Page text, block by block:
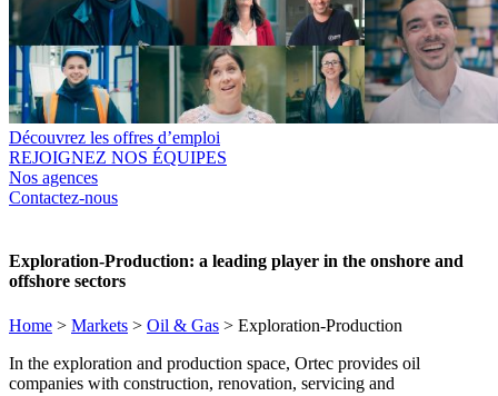
Découvrez les offres d’emploi
REJOIGNEZ NOS ÉQUIPES
Nos agences
Contactez-nous
Exploration-Production: a leading player in the onshore and
offshore sectors
Home > Markets > Oil & Gas > Exploration-Production
In the exploration and production space, Ortec provides oil
companies with construction, renovation, servicing and